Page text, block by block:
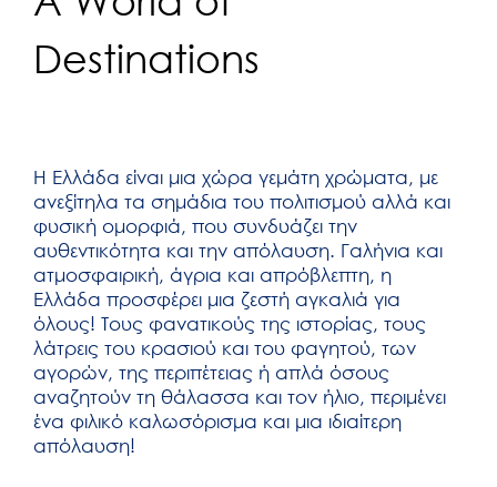
Destinations
Η Ελλάδα είναι μια χώρα γεμάτη χρώματα, με
ανεξίτηλα τα σημάδια του πολιτισμού αλλά και
φυσική ομορφιά, που συνδυάζει την
αυθεντικότητα και την απόλαυση. Γαλήνια και
ατμοσφαιρική, άγρια και απρόβλεπτη, η
Ελλάδα προσφέρει μια ζεστή αγκαλιά για
όλους! Τους φανατικούς της ιστορίας, τους
λάτρεις του κρασιού και του φαγητού, των
αγορών, της περιπέτειας ή απλά όσους
αναζητούν τη θάλασσα και τον ήλιο, περιμένει
ένα φιλικό καλωσόρισμα και μια ιδιαίτερη
απόλαυση!